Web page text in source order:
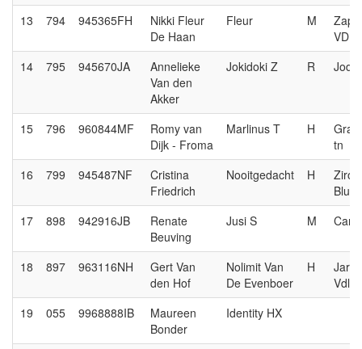
13
794 945365FH
Nikki Fleur
De Haan
Fleur M
VDL
14
795 945670JA
Annelieke
Van den
Akker
Jokidoki Z R
15 796 960844MF
Romy van
Dijk - Froma
Marlinus T H
tn
16
799 945487NF
Cristina
Friedrich
Nooitgedacht H
Blue
17
898 942916JB
Renate
Beuving
Jusi S M
18 897 963116NH
Gert Van
den Hof
Nolimit Van
De Evenboer
H
Vdl
19
055 9968888IB
Maureen
Bonder
Identity HX